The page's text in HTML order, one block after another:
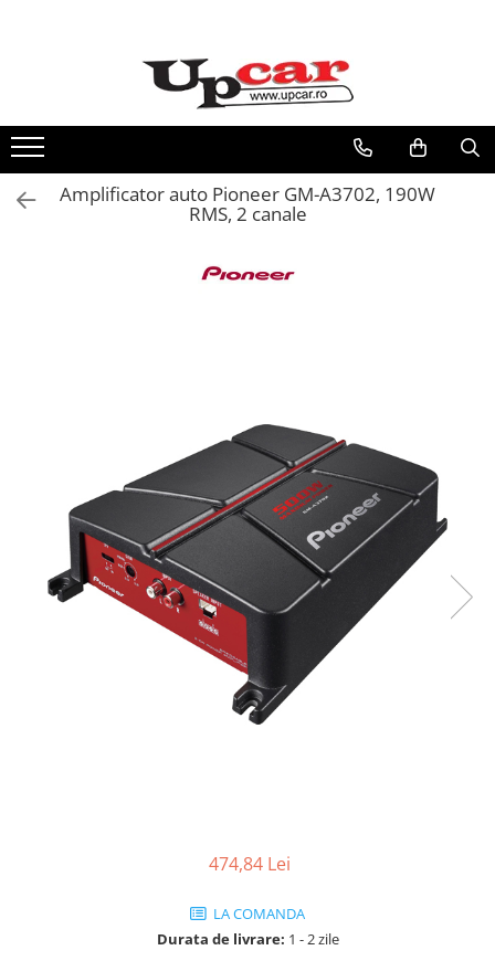
Aplice si Pendule
Electrocasnice Mici
Audio & Video
Amplificator auto Pioneer GM-A3702, 190W
RMS, 2 canale
474,84 Lei
LA COMANDA
Durata de livrare: 1 - 2 zile